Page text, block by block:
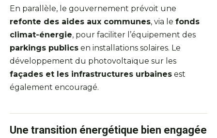
En parallèle, le gouvernement prévoit une
refonte des aides aux communes, via le fonds
climat-énergie, pour faciliter l’équipement des
parkings publics en installations solaires. Le
développement du photovoltaïque sur les
façades et les infrastructures urbaines est
également encouragé.
Une transition énergétique bien engagée